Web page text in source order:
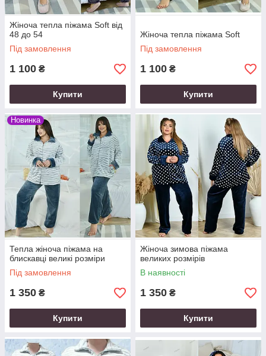
Жіноча тепла піжама Soft від
48 до 54
Під замовлення
1 100 ₴
Купити
Жіноча тепла піжама Soft
Під замовлення
1 100 ₴
Купити
Новинка
Тепла жіноча піжама на
блискавці великі розміри
Під замовлення
1 350 ₴
Купити
Жіноча зимова піжама
великих розмірів
В наявності
1 350 ₴
Купити